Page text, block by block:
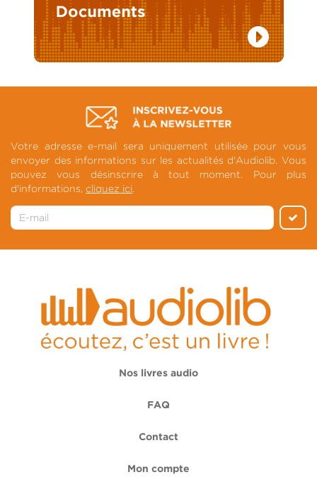
Votre adresse e-mail sera uniquement utilisée pour vous
envoyer des informations sur les actualités d'Audiolib. Vous
pouvez vous désinscrire à tout moment. Pour plus
d'informations, cliquez ici.
Nos livres audio
FAQ
Contact
Mon compte